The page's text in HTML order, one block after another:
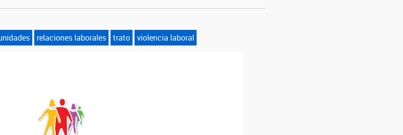
relaciones laborales trato violencia laboral